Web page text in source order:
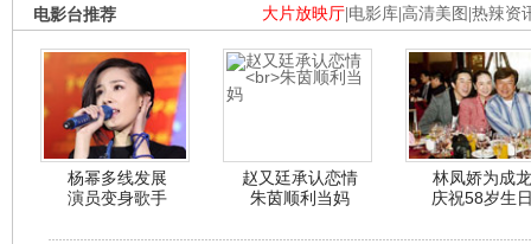
大片放映厅 电影库 高清美图 热辣资
电影台推荐
杨幂多线发展
演员变身歌手
赵又廷承认恋情
朱茵顺利当妈
林凤娇为成龙
庆祝58岁生